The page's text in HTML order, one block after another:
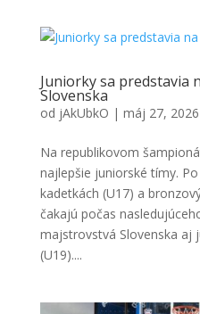
Juniorky sa predstavia
Slovenska
od jAkUbkO | máj 27, 2026
Na republikovom
najlepšie juniorské tímy.
kadetkách (U17) a
čakajú počas
majstrovstvá Slovenska aj
(U19)....